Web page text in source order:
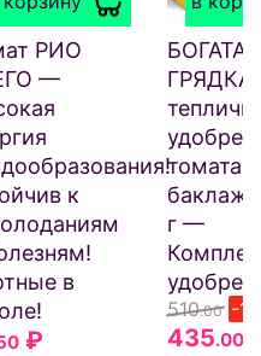
РИО
—
к
в
₽
БОГАТАЯ
ГРЯДКА
томата,
г —
510.00 -
435.00